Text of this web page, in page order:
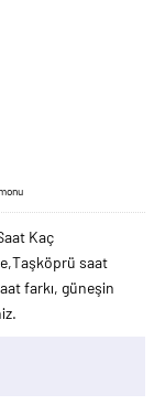
Kaç
saat
farkı, güneşin